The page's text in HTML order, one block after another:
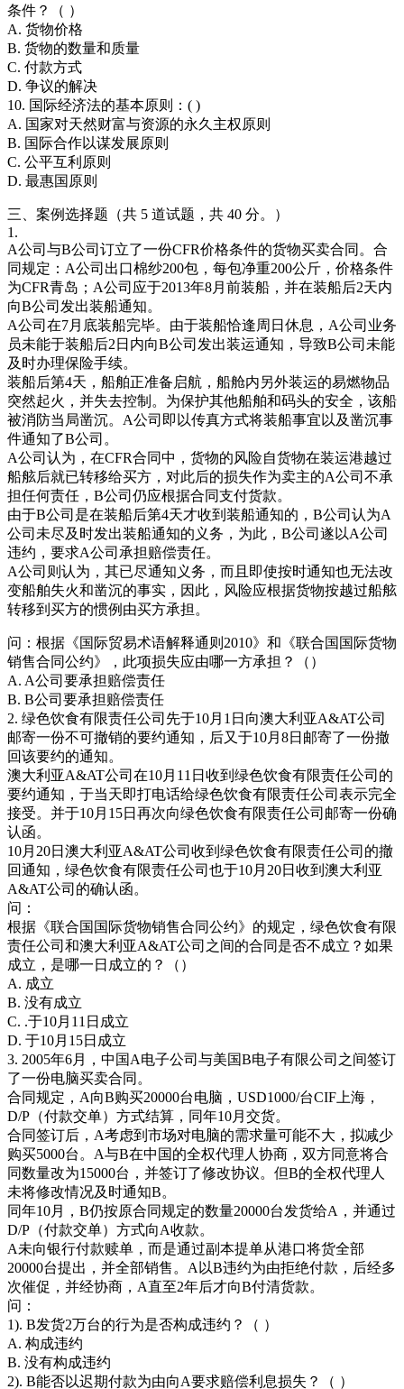
条件？（ ）
A. 货物价格
B. 货物的数量和质量
C. 付款方式
D. 争议的解决
10. 国际经济法的基本原则：( )
A. 国家对天然财富与资源的永久主权原则
B. 国际合作以谋发展原则
C. 公平互利原则
D. 最惠国原则
三、案例选择题（共 5 道试题，共 40 分。）
1.
A公司与B公司订立了一份CFR价格条件的货物买卖合同。合
同规定：A公司出口棉纱200包，每包净重200公斤，价格条件
为CFR青岛；A公司应于2013年8月前装船，并在装船后2天内
向B公司发出装船通知。
A公司在7月底装船完毕。由于装船恰逢周日休息，A公司业务
员未能于装船后2日内向B公司发出装运通知，导致B公司未能
及时办理保险手续。
装船后第4天，船舶正准备启航，船舱内另外装运的易燃物品
突然起火，并失去控制。为保护其他船舶和码头的安全，该船
被消防当局凿沉。A公司即以传真方式将装船事宜以及凿沉事
件通知了B公司。
A公司认为，在CFR合同中，货物的风险自货物在装运港越过
船舷后就已转移给买方，对此后的损失作为卖主的A公司不承
担任何责任，B公司仍应根据合同支付货款。
由于B公司是在装船后第4天才收到装船通知的，B公司认为A
公司未尽及时发出装船通知的义务，为此，B公司遂以A公司
违约，要求A公司承担赔偿责任。
A公司则认为，其已尽通知义务，而且即使按时通知也无法改
变船舶失火和凿沉的事实，因此，风险应根据货物按越过船舷
转移到买方的惯例由买方承担。
问：根据《国际贸易术语解释通则2010》和《联合国国际货物
销售合同公约》，此项损失应由哪一方承担？（）
A. A公司要承担赔偿责任
B. B公司要承担赔偿责任
2. 绿色饮食有限责任公司先于10月1日向澳大利亚A&AT公司
邮寄一份不可撤销的要约通知，后又于10月8日邮寄了一份撤
回该要约的通知。
澳大利亚A&AT公司在10月11日收到绿色饮食有限责任公司的
要约通知，于当天即打电话给绿色饮食有限责任公司表示完全
接受。并于10月15日再次向绿色饮食有限责任公司邮寄一份确
认函。
10月20日澳大利亚A&AT公司收到绿色饮食有限责任公司的撤
回通知，绿色饮食有限责任公司也于10月20日收到澳大利亚
A&AT公司的确认函。
问：
根据《联合国国际货物销售合同公约》的规定，绿色饮食有限
责任公司和澳大利亚A&AT公司之间的合同是否不成立？如果
成立，是哪一日成立的？（）
A. 成立
B. 没有成立
C. .于10月11日成立
D. 于10月15日成立
3. 2005年6月，中国A电子公司与美国B电子有限公司之间签订
了一份电脑买卖合同。
合同规定，A向B购买20000台电脑，USD1000/台CIF上海，
D/P（付款交单）方式结算，同年10月交货。
合同签订后，A考虑到市场对电脑的需求量可能不大，拟减少
购买5000台。A与B在中国的全权代理人协商，双方同意将合
同数量改为15000台，并签订了修改协议。但B的全权代理人
未将修改情况及时通知B。
同年10月，B仍按原合同规定的数量20000台发货给A，并通过
D/P（付款交单）方式向A收款。
A未向银行付款赎单，而是通过副本提单从港口将货全部
20000台提出，并全部销售。A以B违约为由拒绝付款，后经多
次催促，并经协商，A直至2年后才向B付清货款。
问：
1). B发货2万台的行为是否构成违约？（ ）
A. 构成违约
B. 没有构成违约
2). B能否以迟期付款为由向A要求赔偿利息损失？（ ）